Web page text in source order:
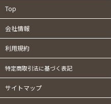
Top
会社情報
利用規約
特定商取引法に基づく表記
サイトマップ